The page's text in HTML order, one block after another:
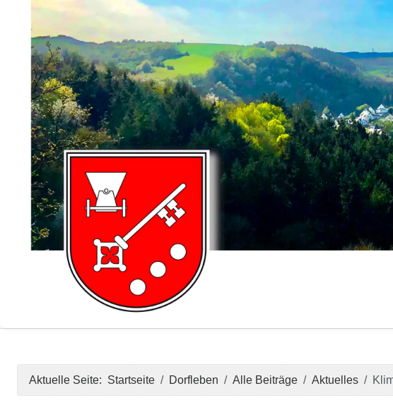
Aktuelle Seite: Startseite Dorfleben Alle Beiträge Aktuelles